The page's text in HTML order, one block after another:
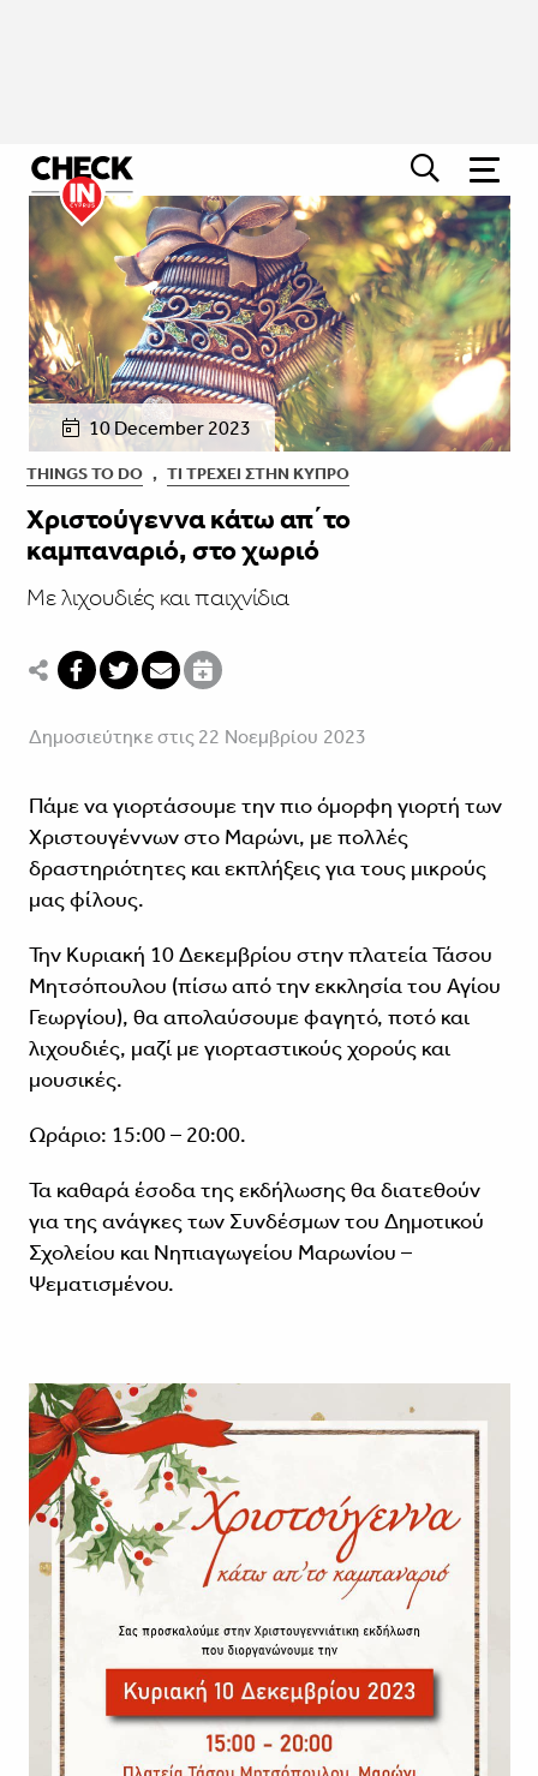
10 December 2023
THINGS TO DO , ΤΙ ΤΡΈΧΕΙ ΣΤΗΝ ΚΎΠΡΟ
Χριστούγεννα κάτω απ΄το
καμπαναριό, στο χωριό
Με λιχουδιές και παιχνίδια
Δημοσιεύτηκε στις 22 Νοεμβρίου 2023
Πάμε να γιορτάσουμε την πιο όμορφη γιορτή των
Χριστουγέννων στο Μαρώνι, με πολλές
δραστηριότητες και εκπλήξεις για τους μικρούς
μας φίλους.
Την Κυριακή 10 Δεκεμβρίου στην πλατεία Τάσου
Μητσόπουλου (πίσω από την εκκλησία του Αγίου
Γεωργίου), θα απολαύσουμε φαγητό, ποτό και
λιχουδιές, μαζί με γιορταστικούς χορούς και
μουσικές.
Ωράριο: 15:00 – 20:00.
Τα καθαρά έσοδα της εκδήλωσης θα διατεθούν
για της ανάγκες των Συνδέσμων του Δημοτικού
Σχολείου και Νηπιαγωγείου Μαρωνίου –
Ψεματισμένου.